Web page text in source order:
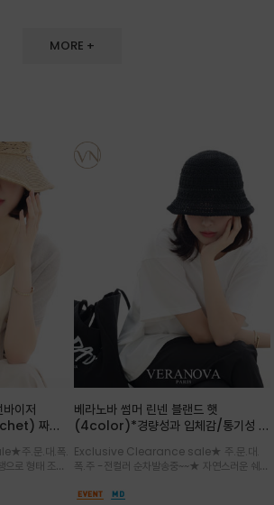
MORE +
이저
짜임
타입이라 휴
주.문.대.폭.
로 형태 조절
짝 바꿀 수 있
베라노바 썸머 린넨 블랜드 햇
(4color)*경량성과 입체감/통기성 좋
쾌적하게 착용/ 뒷트임 있어서 헤어스타
일링에도 편하게 쓰실수 있습니다
Exclusive Clearance sale★ 주.문.대.
폭.주 -전컬러 순차발송중~~★ 자연스러운 쉐입
련된 포인트/베이직한 컬러 구성으로 어떤 스타